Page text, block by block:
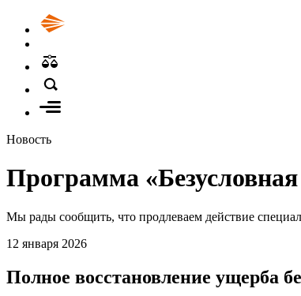
Новость
Программа «Безусловная
Мы рады сообщить, что продлеваем действие
12 января 2026
Полное восстановление ущерба